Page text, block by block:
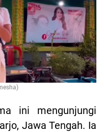
ini mengunjungi
Jawa Tengah. Ia